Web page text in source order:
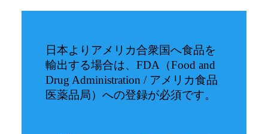
日本よりアメリカ合衆国へ食品を
輸出する場合は、FDA（Food and
Drug Administration / アメリカ食品
医薬品局）への登録が必須です。